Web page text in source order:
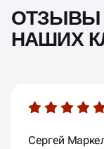
ОТЗЫВЫ
НАШИХ
Сергей